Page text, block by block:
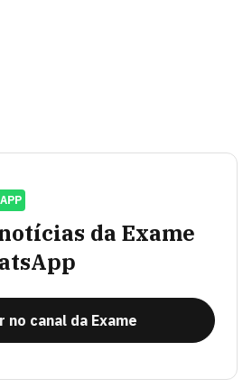
da Exame
no canal da Exame